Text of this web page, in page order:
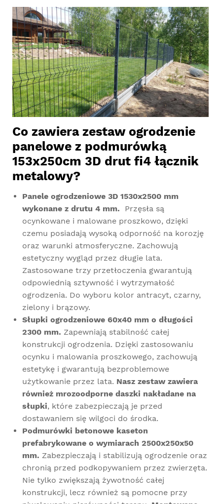
Co zawiera zestaw ogrodzenie
panelowe z podmurówką
153x250cm 3D drut fi4 łącznik
metalowy?
Panele ogrodzeniowe 3D 1530x2500 mm
wykonane z drutu 4 mm. Przęsła są
ocynkowane i malowane proszkowo, dzięki
czemu posiadają wysoką odporność na korozję
oraz warunki atmosferyczne. Zachowują
estetyczny wygląd przez długie lata.
Zastosowane trzy przetłoczenia gwarantują
odpowiednią sztywność i wytrzymałość
ogrodzenia. Do wyboru kolor antracyt, czarny,
zielony i brązowy.
Słupki ogrodzeniowe 60x40 mm o długości
2300 mm. Zapewniają stabilność całej
konstrukcji ogrodzenia. Dzięki zastosowaniu
ocynku i malowania proszkowego, zachowują
estetykę i gwarantują bezproblemowe
użytkowanie przez lata. Nasz zestaw zawiera
również mrozoodporne daszki nakładane na
słupki, które zabezpieczają je przed
dostawaniem się wilgoci do środka.
Podmurówki betonowe kaseton
prefabrykowane o wymiarach 2500x250x50
mm. Zabezpieczają i stabilizują ogrodzenie oraz
chronią przed podkopywaniem przez zwierzęta.
Nie tylko zwiększają żywotność całej
konstrukcji, lecz również są pomocne przy